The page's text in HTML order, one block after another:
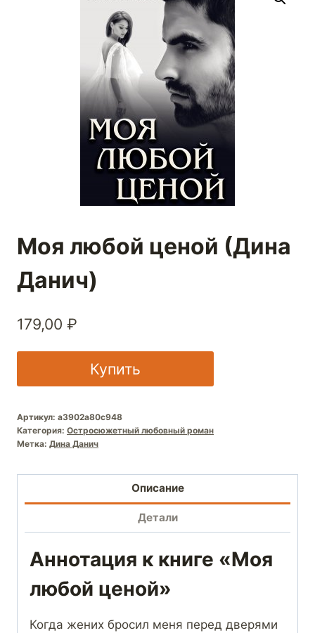
Моя любой ценой (Дина
Данич)
179,00 ₽
Купить
Артикул: a3902a80c948
Категория: Остросюжетный любовный роман
Метка: Дина Данич
Описание
Детали
Аннотация к книге «Моя
любой ценой»
Когда жених бросил меня перед дверями